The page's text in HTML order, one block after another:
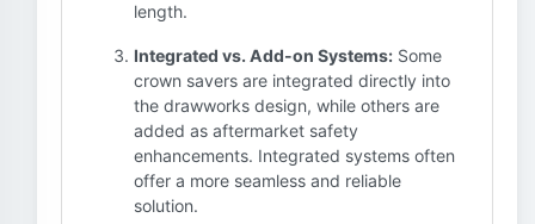
length.
Integrated vs. Add-on Systems: Some
crown savers are integrated directly into
the drawworks design, while others are
added as aftermarket safety
enhancements. Integrated systems often
offer a more seamless and reliable
solution.